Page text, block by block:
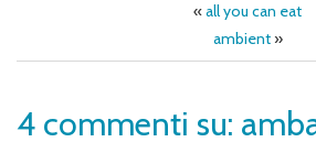
«all you can eat
ambient»
4 commenti su: